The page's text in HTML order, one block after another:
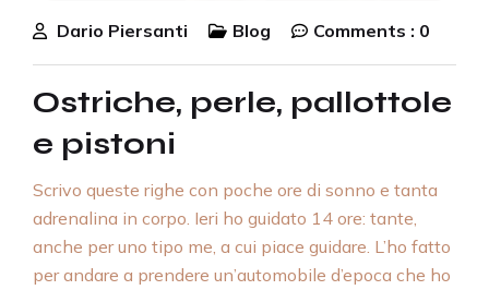
Dario Piersanti Blog Comments : 0
Ostriche, perle, pallottole
e pistoni
Scrivo queste righe con poche ore di sonno e tanta
adrenalina in corpo. Ieri ho guidato 14 ore: tante,
anche per uno tipo me, a cui piace guidare. L’ho fatto
per andare a prendere un’automobile d’epoca che ho